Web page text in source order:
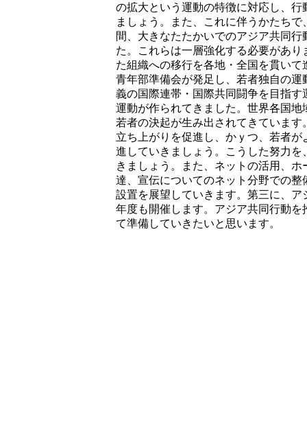
の拡大という運動の特徴に対応し、
ましょう。また、これに伴うかたち
間、大きなたたかいでのアジア共同
た。これらは一層強化する必要があ
た組織への移行を各地・全国を貫い
青年部準備会が発足し、若者独自の
義の国際連帯・国際共同闘争を目指
運動が作られてきました。世界各国
若者の決起が生み出されてきていま
立ち上がりを促進し、かｙつ、若者
進していきましょう。こうした努力
きましょう。また、ネットの活用、
達、宣伝についてのネット分野での
設置を展望していきます。第三に、
年度も開催します。アジア共同行動
て準備していきたいと思います。